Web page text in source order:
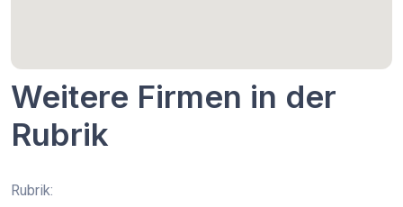
Weitere Firmen in der
Rubrik
Rubrik: